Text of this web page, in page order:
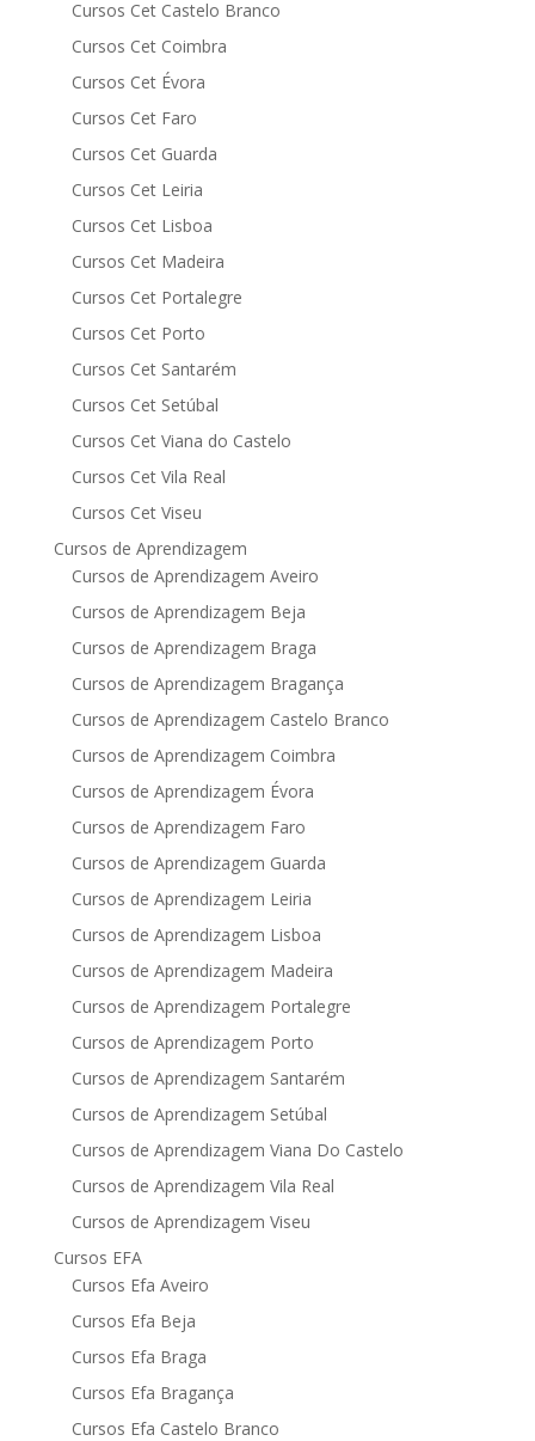
Cursos Cet Castelo Branco
Cursos Cet Coimbra
Cursos Cet Évora
Cursos Cet Faro
Cursos Cet Guarda
Cursos Cet Leiria
Cursos Cet Lisboa
Cursos Cet Madeira
Cursos Cet Portalegre
Cursos Cet Porto
Cursos Cet Santarém
Cursos Cet Setúbal
Cursos Cet Viana do Castelo
Cursos Cet Vila Real
Cursos Cet Viseu
Cursos de Aprendizagem
Cursos de Aprendizagem Aveiro
Cursos de Aprendizagem Beja
Cursos de Aprendizagem Braga
Cursos de Aprendizagem Bragança
Cursos de Aprendizagem Castelo Branco
Cursos de Aprendizagem Coimbra
Cursos de Aprendizagem Évora
Cursos de Aprendizagem Faro
Cursos de Aprendizagem Guarda
Cursos de Aprendizagem Leiria
Cursos de Aprendizagem Lisboa
Cursos de Aprendizagem Madeira
Cursos de Aprendizagem Portalegre
Cursos de Aprendizagem Porto
Cursos de Aprendizagem Santarém
Cursos de Aprendizagem Setúbal
Cursos de Aprendizagem Viana Do Castelo
Cursos de Aprendizagem Vila Real
Cursos de Aprendizagem Viseu
Cursos EFA
Cursos Efa Aveiro
Cursos Efa Beja
Cursos Efa Braga
Cursos Efa Bragança
Cursos Efa Castelo Branco